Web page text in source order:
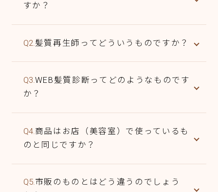
すか？
Q2. 髪質再生師ってどういうものですか？
Q3.WEB髪質診断ってどのようなものです
か？
Q4.商品はお店（美容室）で使っているも
のと同じですか？
Q5.市販のものとはどう違うのでしょう